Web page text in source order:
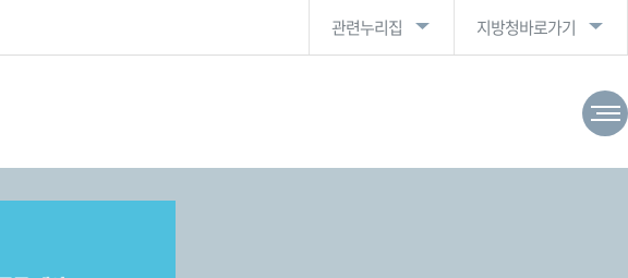
관련누리집 지방청바로가기